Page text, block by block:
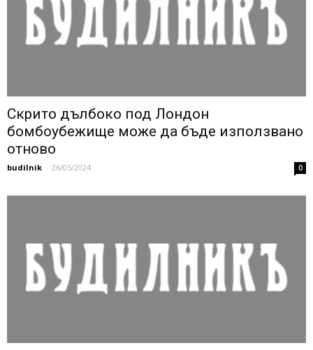
Скрито дълбоко под Лондон
бомбоубежище може да бъде използвано
отново
budilnik - 26/05/2024 0